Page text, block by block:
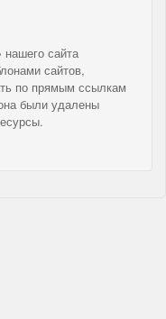
сайта
сайтов,
по прямым ссылкам
были удалены